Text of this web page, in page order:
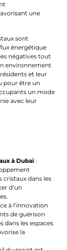
une
sont
énergétique
négatives tout
environnement
et leur
pour être un
un mode
avec leur
à Dubaï :
cristaux dans les
d’un
à l’innovation
de guérison
dans les espaces
la